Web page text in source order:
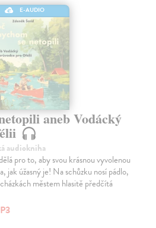
E-AUDIO
aneb Vodácký
audiokniha
pro to, aby svou krásnou vyvolenou
jak úžasný je! Na schůzku nosí pádlo,
městem hlasitě předčítá